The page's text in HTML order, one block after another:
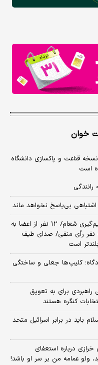
خوان
قناعت و پاکسازی دانشگاه
است
بی‌پاسخ نخواهد ماند
اظهارات جدید معاون پزشکیان درباره تصمیم‌گیری شعام/ ۱۲ نفر از اعضا به
نفر رأی منفی/ صدای طیف
است
کلیپ‌ها جعلی و ساختگی
راهبردی برای به تعویق
کنگره هستند
باید در برابر اسرائیل متحد
درباره استعفای
ولو عمامه من بر سر او باشد!